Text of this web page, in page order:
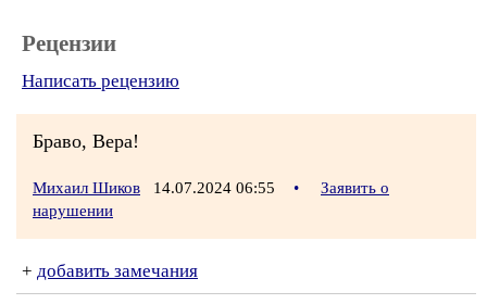
Рецензии
Написать рецензию
Браво, Вера!
Михаил Шиков 14.07.2024 06:55 •
Заявить о
нарушении
+ добавить замечания